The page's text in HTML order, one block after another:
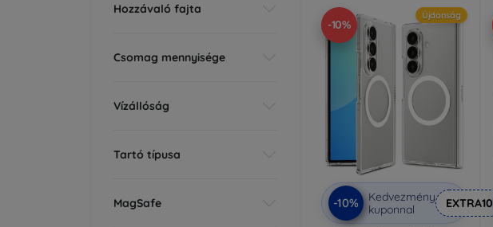
Hozzávaló fajta
Csomag mennyisége
Vízállóság
Tartó típusa
MagSafe
-10%
Újdonság
-10%
Kedvezmény
kuponnal
EXTRA10